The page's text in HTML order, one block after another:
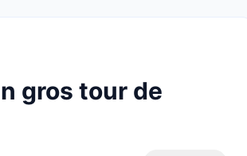
gros tour de